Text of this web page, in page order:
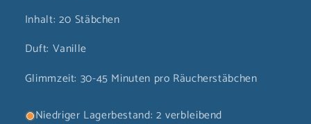
Inhalt: 20 Stäbchen
Duft: Vanille
Glimmzeit: 30-45 Minuten pro Räucherstäbchen
Niedriger Lagerbestand: 2 verbleibend